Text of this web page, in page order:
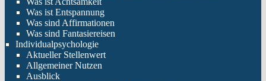
Was ist Entspannung
Was sind Affirmationen
Was sind Fantasiereisen
Individualpsychologie
Aktueller Stellenwert
Allgemeiner Nutzen
Ausblick